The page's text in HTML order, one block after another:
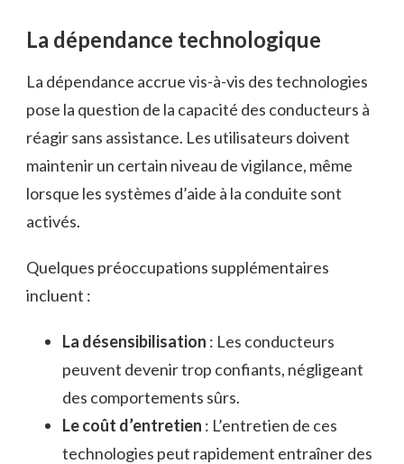
La dépendance technologique
La dépendance accrue vis-à-vis des technologies
pose la question de la capacité des conducteurs à
réagir sans assistance. Les utilisateurs doivent
maintenir un certain niveau de vigilance, même
lorsque les systèmes d’aide à la conduite sont
activés.
Quelques préoccupations supplémentaires
incluent :
La désensibilisation : Les conducteurs
peuvent devenir trop confiants, négligeant
des comportements sûrs.
Le coût d’entretien : L’entretien de ces
technologies peut rapidement entraîner des